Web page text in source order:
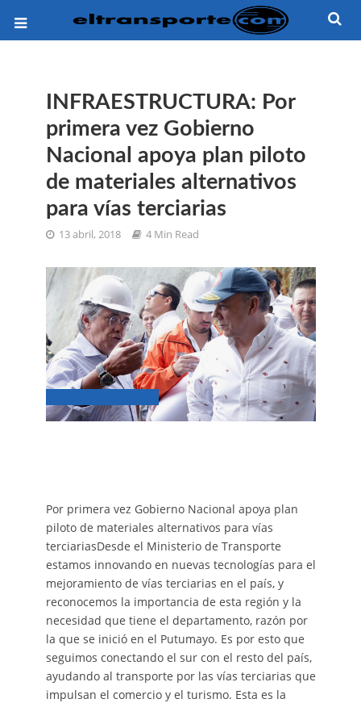
INFRAESTRUCTURA: Por
primera vez Gobierno
Nacional apoya plan piloto
de materiales alternativos
para vías terciarias
13 abril, 2018 4 Min Read
Por primera vez Gobierno Nacional apoya plan
piloto de materiales alternativos para vías
terciariasDesde el Ministerio de Transporte
estamos innovando en nuevas tecnologías para el
mejoramiento de vías terciarias en el país, y
reconocemos la importancia de esta región y la
necesidad que tiene el departamento, razón por
la que se inició en el Putumayo. Es por esto que
seguimos conectando el sur con el resto del país,
ayudando al transporte por las vías terciarias que
impulsan el comercio y el turismo. Esta es la